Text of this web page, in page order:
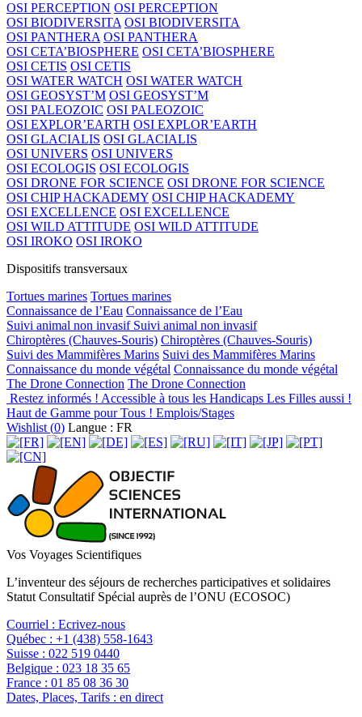
OSI PERCEPTION OSI PERCEPTION
OSI BIODIVERSITA OSI BIODIVERSITA
OSI PANTHERA OSI PANTHERA
OSI CETA’BIOSPHERE OSI CETA’BIOSPHERE
OSI CETIS OSI CETIS
OSI WATER WATCH OSI WATER WATCH
OSI GEOSYST’M OSI GEOSYST’M
OSI PALEOZOIC OSI PALEOZOIC
OSI EXPLOR’EARTH OSI EXPLOR’EARTH
OSI GLACIALIS OSI GLACIALIS
OSI UNIVERS OSI UNIVERS
OSI ECOLOGIS OSI ECOLOGIS
OSI DRONE FOR SCIENCE OSI DRONE FOR SCIENCE
OSI CHIP HACKADEMY OSI CHIP HACKADEMY
OSI EXCELLENCE OSI EXCELLENCE
OSI WILD ATTITUDE OSI WILD ATTITUDE
OSI IROKO OSI IROKO
Dispositifs transversaux
Tortues marines Tortues marines
Connaissance de l’Eau Connaissance de l’Eau
Suivi animal non invasif Suivi animal non invasif
Chiroptères (Chauves-Souris) Chiroptères (Chauves-Souris)
Suivi des Mammifères Marins Suivi des Mammifères Marins
Connaissance du monde végétal Connaissance du monde végétal
The Drone Connection The Drone Connection
Restez informés ! Accessible à tous les Handicaps Les Filles aussi !
Haut de Gamme pour Tous ! Emplois/Stages
Wishlist (0) Langue : FR
Vos Voyages Scientifiques
L’inventeur des séjours de recherches participatives et solidaires
Statut Consultatif Spécial auprès de l’ONU (ECOSOC)
Courriel : Ecrivez-nous
Québec : +1 (438) 558-1643
Suisse : 022 519 0440
Belgique : 023 18 35 65
France : 01 85 08 36 30
Dates, Places, Tarifs : en direct